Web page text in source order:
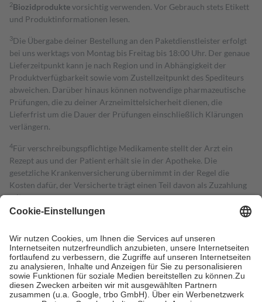
2Biozidproduktevorsichtig verwenden. Vor Gebrauch stets Etikett
und Produktinformationen lesen.
3Die Übergabe deiner Bestellung an den Paketdienstleister erfolgt
bei uns werktags von Montag bis Freitag bis 18:00 Uhr. Der genaue
Lieferzeitpunkt kann je nach Region und in Abhängigkeit der
Produktverfügbarkeit sowie vom Zustellzeitpunkt des Spediteurs
abweichen. Darüber hinaus können notwendige pharmazeutische
Prüfungen, die zu deiner Arzneimittelsicherheit dienen, die
Lieferfrist um die Dauer der Prüfungen einschließlich Klärungen
verlängern.
4Für verschreibungspflichtige Medikamente stellt der Arzt ein
Rezept aus und der Patient erhält sie in der Apotheke. Die
gesetzliche Krankenversicherung übernimmt in der Regel die
Kosten dafür, der Versicherte trägt einen Teil davon als Zuzahlung
mit.
Grundsätzlich leisten Mitglieder Zuzahlungen in Höhe von zehn
höchstens zehn Euro.
Es sind jedoch nie mehr als die tatsächlichen
Kosten der Leistung zu entrichten.
Diese Regeln gelten grundsätzlich auch für Online-Apotheken.
Bei Heilmitteln und häuslicher Krankenpflege beträgt die
Zuzahlung zehn Prozent der Kosten sowie zehn Euro je
Verordnung.